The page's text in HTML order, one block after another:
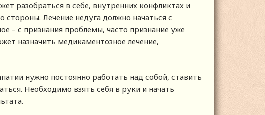
разобраться в себе, внутренних конфликтах и
Лечение недуга должно начаться с
– с признания проблемы, часто признание уже
назначить медикаментозное лечение,
нужно постоянно работать над собой, ставить
Необходимо взять себя в руки и начать